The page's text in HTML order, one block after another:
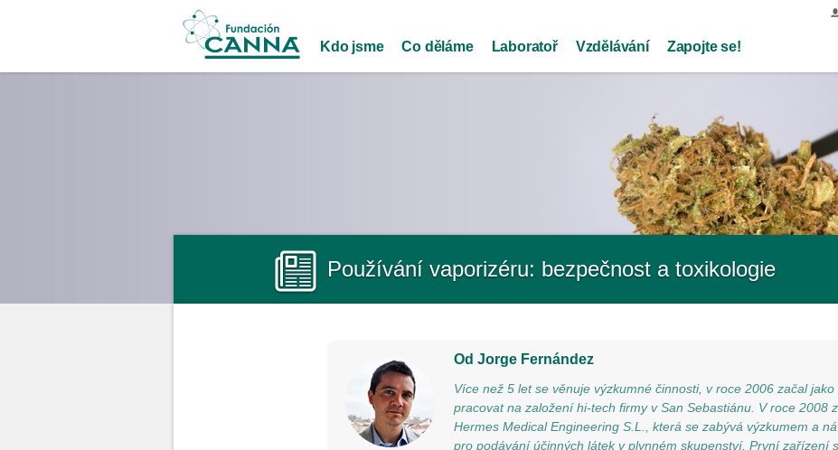
content
Main menu
Kdo jsme Co děláme Laboratoř Vzdělávání Zapojte se!
Používání vaporizéru: bezpečnost a toxikologie
Od Jorge Fernández
Více než 5 let se věnuje výzkumné činnosti, v roce 2006 začal
pracovat na založení hi-tech firmy v San Sebastiánu. V roce 2008
Hermes Medical Engineering S.L., která se zabývá výzkumem a
pro podávání účinných látek v plynném skupenství. První zařízení